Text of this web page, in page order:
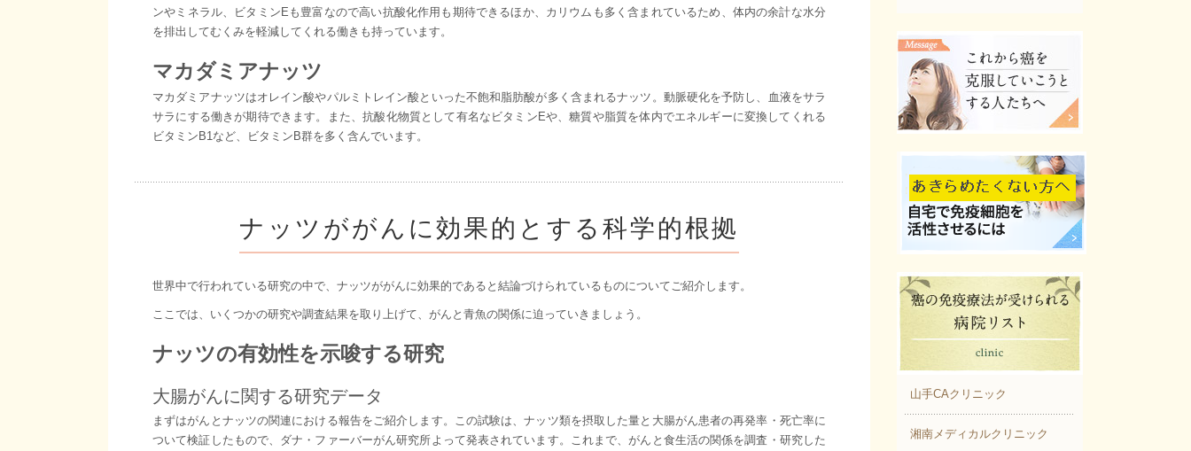
ンやミネラル、ビタミンEも豊富なので高い抗酸化作用も期待できるほか、カリウムも多く含まれているため、体内の余計な水分
を排出してむくみを軽減してくれる働きも持っています。
マカダミアナッツ
マカダミアナッツはオレイン酸やパルミトレイン酸といった不飽和脂肪酸が多く含まれるナッツ。動脈硬化を予防し、血液をサラ
サラにする働きが期待できます。また、抗酸化物質として有名なビタミンEや、糖質や脂質を体内でエネルギーに変換してくれる
ビタミンB1など、ビタミンB群を多く含んでいます。
ナッツががんに効果的とする科学的根拠
世界中で行われている研究の中で、ナッツががんに効果的であると結論づけられているものについてご紹介します。
ここでは、いくつかの研究や調査結果を取り上げて、がんと青魚の関係に迫っていきましょう。
ナッツの有効性を示唆する研究
大腸がんに関する研究データ
まずはがんとナッツの関連における報告をご紹介します。この試験は、ナッツ類を摂取した量と大腸がん患者の再発率・死亡率に
ついて検証したもので、ダナ・ファーバーがん研究所よって発表されています。これまで、がんと食生活の関係を調査・研究した
山手CAクリニック
湘南メディカルクリニック